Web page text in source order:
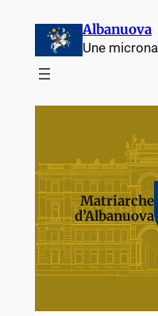
Albanuova
Une
Matriarche
d’Albanuova